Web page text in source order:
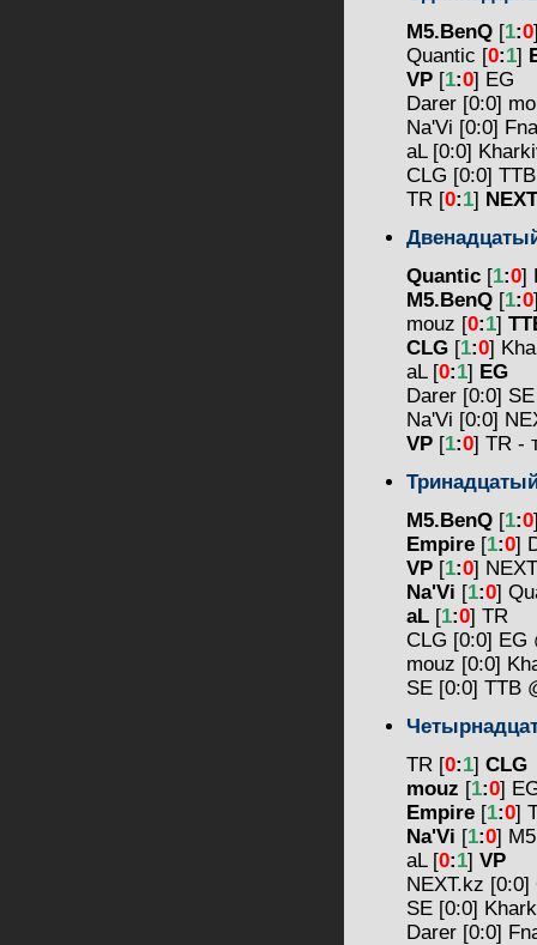
M5.BenQ [1:0
Quantic [0:1]
VP [1:0] EG
Darer [0:0]
Na'Vi [0:0]
aL [0:0]
CLG [0:0]
TR [0:1]
Quantic [1:0]
M5.BenQ [1:0
mouz [0:1]
CLG [1:0]
aL [0:1] EG
Darer [0:0]
Na'Vi [0:0]
VP [1:0] TR -
M5.BenQ [1:0
Empire [1:0]
VP [1:0]
Na'Vi [1:0]
aL [1:0] TR
CLG [0:0] EG
mouz [0:0]
SE [0:0] TTB
TR [0:1] CLG
mouz [1:0]
Empire [1:0]
Na'Vi [1:0]
aL [0:1] VP
NEXT.kz
SE [0:0]
Darer [0:0]